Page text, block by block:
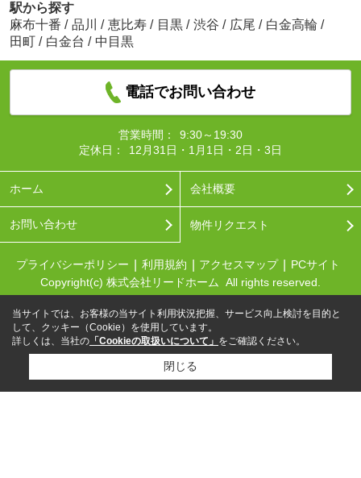
駅から探す
麻布十番 / 品川 / 恵比寿 / 目黒 / 渋谷 / 広尾 / 白金高輪 /
田町 / 白金台 / 中目黒
電話でお問い合わせ
営業時間：
9:30～19:30
定休日：
12月31日・1月1日・2日・3日
ホーム 会社概要
お問い合わせ 物件リクエスト
プライバシーポリシー 利用規約 アクセスマップ
PCサイト
Copyright(c) 株式会社リードホーム All rights reserved.
当サイトでは、お客様の当サイト利用状況把握、サービス向上検討を目的と
して、クッキー（Cookie）を使用しています。
詳しくは、当社の 「Cookieの取扱いについて」 をご確認ください。
閉じる